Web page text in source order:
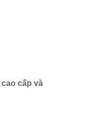
cao cấp và